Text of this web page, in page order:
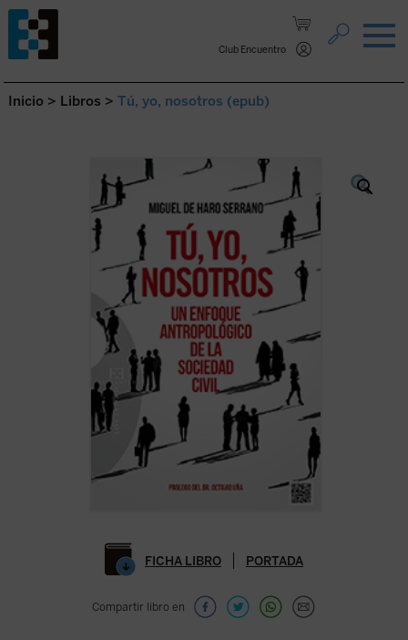
Club Encuentro
Saltar al contenido.
Inicio > Libros > Tú, yo, nosotros (epub)
FICHA LIBRO PORTADA
Compartir libro en